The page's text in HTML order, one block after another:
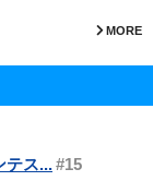
MORE
テス...#15